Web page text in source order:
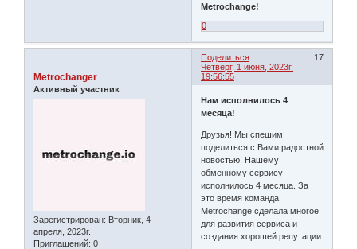
Metrochange!
0
Поделиться
17
Четверг, 1 июня, 2023г.
19:56:55
Metrochanger
Активный участник
Зарегистрирован: Вторник, 4
апреля, 2023г.
Приглашений: 0
Нам исполнилось 4
месяца!
Друзья! Мы спешим
поделиться с Вами радостной
новостью! Нашему
обменному сервису
исполнилось 4 месяца. За
это время команда
Metrochange сделала многое
для развития сервиса и
создания хорошей репутации.